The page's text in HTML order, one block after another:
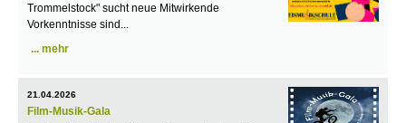
Trommelstock" sucht neue Mitwirkende
Vorkenntnisse sind...
mehr
21.04.2026
Film-Musik-Gala